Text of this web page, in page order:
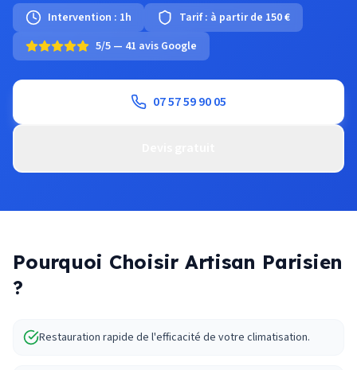
Intervention : 1h Tarif : à partir de 150 €
5/5 — 41 avis Google
07 57 59 90 05
Pourquoi Choisir Artisan Parisien
?
Restauration rapide de l'efficacité de votre climatisation.